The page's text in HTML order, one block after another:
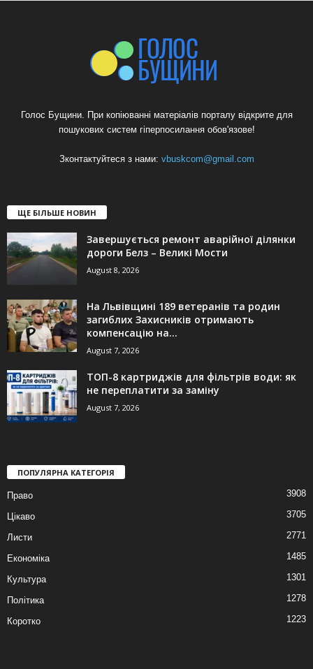
Голос Бущини. При копіюванні матеріалів порталу відкрите для
пошукових систем гіперпосилання обов'язове!
Зконтактуйтеся з нами: vbuskcom@gmail.com
ЩЕ БІЛЬШЕ НОВИН
Завершується ремонт аварійної ділянки
дороги Белз – Великі Мости
August 8, 2026
На Львівщині 189 ветеранів та родин
загиблих Захисників отримають
компенсацію на...
August 7, 2026
ТОП-8 картриджів для фільтрів води: як
не переплатити за заміну
August 7, 2026
ПОПУЛЯРНА КАТЕГОРІЯ
Право 3908
Цікаво 3705
Листи 2771
Економіка 1485
Культура 1301
Політика 1278
Коротко 1223